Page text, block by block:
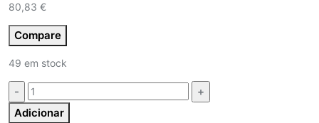
80,83 €
Compare
49 em stock
Quantidade:
Adicionar